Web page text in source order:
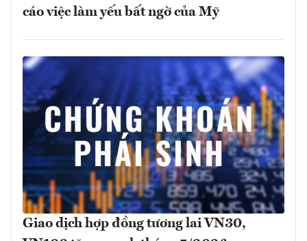
cáo việc làm yếu bất ngờ của Mỹ
Giao dịch hợp đồng tương lai VN30,